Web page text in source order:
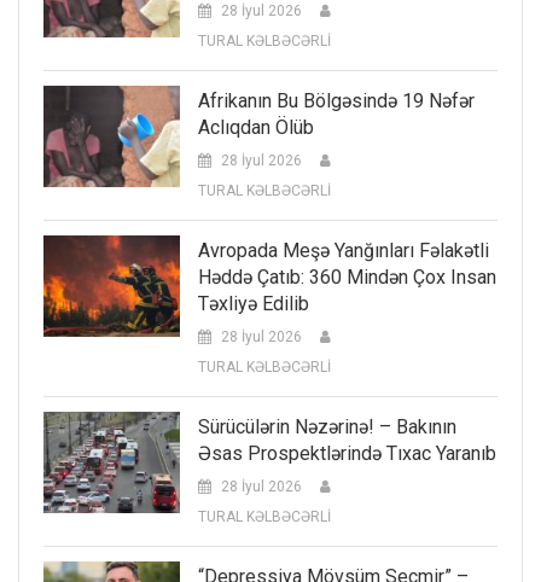
28 İyul 2026
TURAL KƏLBƏCƏRLİ
Afrikanın Bu Bölgəsində 19 Nəfər
Aclıqdan Ölüb
28 İyul 2026
TURAL KƏLBƏCƏRLİ
Avropada Meşə Yanğınları Fəlakətli
Həddə Çatıb: 360 Mindən Çox Insan
Təxliyə Edilib
28 İyul 2026
TURAL KƏLBƏCƏRLİ
Sürücülərin Nəzərinə! – Bakının
Əsas Prospektlərində Tıxac Yaranıb
28 İyul 2026
TURAL KƏLBƏCƏRLİ
“Depressiya Mövsüm Seçmir” –